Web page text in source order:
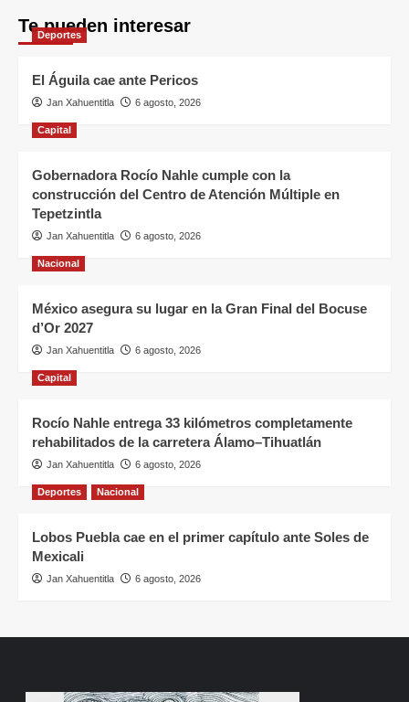
Te pueden interesar
Deportes
El Águila cae ante Pericos
Jan Xahuentitla 6 agosto, 2026
Capital
Gobernadora Rocío Nahle cumple con la
construcción del Centro de Atención Múltiple en
Tepetzintla
Jan Xahuentitla 6 agosto, 2026
Nacional
México asegura su lugar en la Gran Final del Bocuse
d’Or 2027
Jan Xahuentitla 6 agosto, 2026
Capital
Rocío Nahle entrega 33 kilómetros completamente
rehabilitados de la carretera Álamo–Tihuatlán
Jan Xahuentitla 6 agosto, 2026
Deportes Nacional
Lobos Puebla cae en el primer capítulo ante Soles de
Mexicali
Jan Xahuentitla 6 agosto, 2026